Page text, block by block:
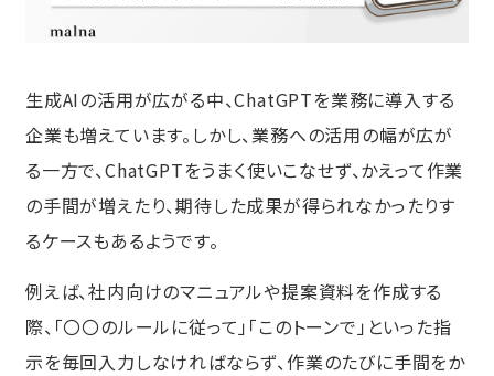
生成AIの活用が広がる中、ChatGPTを業務に導入する
企業も増えています。しかし、業務への活用の幅が広が
る一方で、ChatGPTをうまく使いこなせず、かえって作業
の手間が増えたり、期待した成果が得られなかったりす
るケースもあるようです。
例えば、社内向けのマニュアルや提案資料を作成する
際、「〇〇のルールに従って」「このトーンで」といった指
示を毎回入力しなければならず、作業のたびに手間をか